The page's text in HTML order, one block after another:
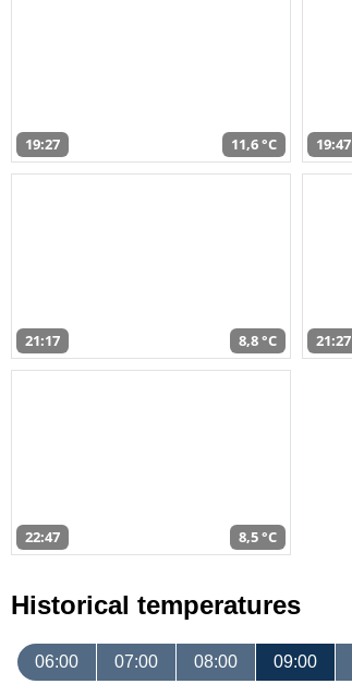
19:27 11,6 °C 19:47
21:17 8,8 °C 21:27
22:47 8,5 °C
Historical temperatures
06:00 07:00 08:00 09:00